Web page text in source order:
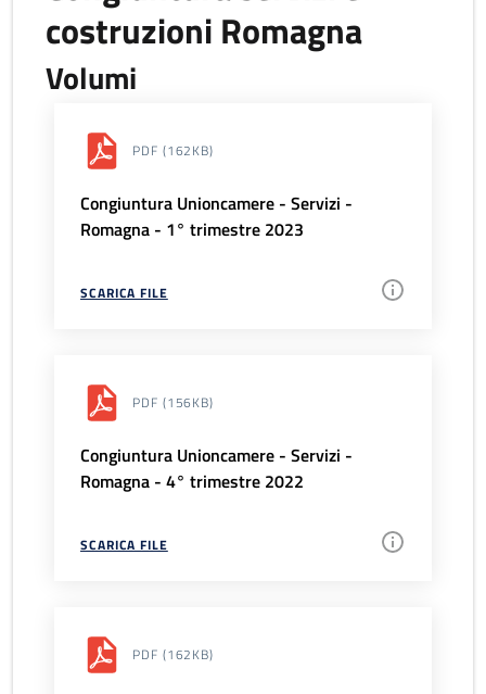
costruzioni Romagna
Volumi
PDF (162KB)
Congiuntura Unioncamere - Servizi -
Romagna - 1° trimestre 2023
SCARICA FILE
PDF (156KB)
Congiuntura Unioncamere - Servizi -
Romagna - 4° trimestre 2022
SCARICA FILE
PDF (162KB)